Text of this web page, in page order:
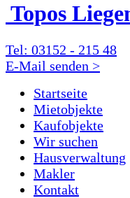
Topos
Tel: 03152 - 215 48
E-Mail senden >
Startseite
Mietobjekte
Kaufobjekte
Wir suchen
Hausverwaltung
Makler
Kontakt